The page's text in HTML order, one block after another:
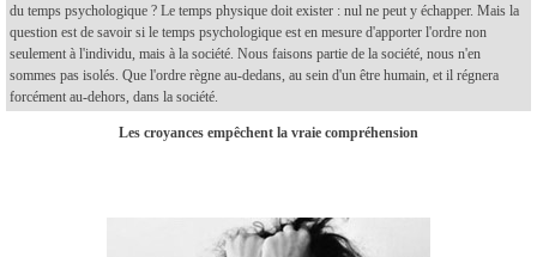
du temps psychologique ? Le temps physique doit exister : nul ne peut y échapper. Mais la
question est de savoir si le temps psychologique est en mesure d'apporter l'ordre non
seulement à l'individu, mais à la société. Nous faisons partie de la société, nous n'en
sommes pas isolés. Que l'ordre règne au-dedans, au sein d'un être humain, et il régnera
forcément au-dehors, dans la société.
Les croyances empêchent la vraie compréhension